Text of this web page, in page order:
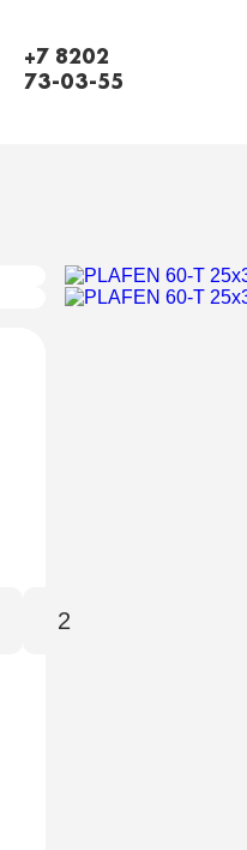
+7 8202
73-03-55
2